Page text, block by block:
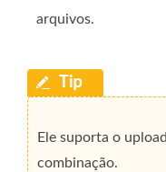
arquivos.
Ele suporta o
combinação.